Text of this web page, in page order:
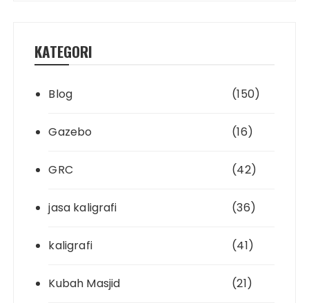
KATEGORI
Blog (150)
Gazebo (16)
GRC (42)
jasa kaligrafi (36)
kaligrafi (41)
Kubah Masjid (21)